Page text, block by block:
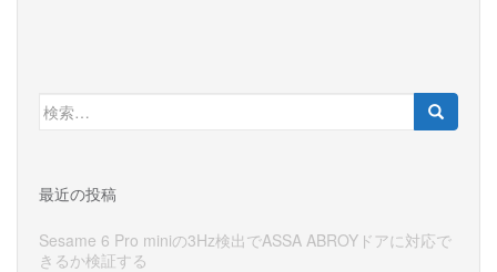
検
索:
最近の投稿
Sesame 6 Pro miniの3Hz検出でASSA ABROYドアに対応で
きるか検証する